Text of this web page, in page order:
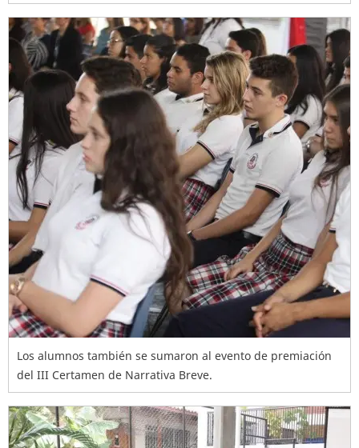
Los alumnos también se sumaron al evento de premiación
del III Certamen de Narrativa Breve.